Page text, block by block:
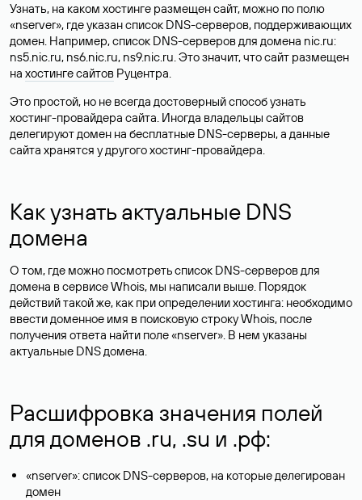
Узнать, на каком хостинге размещен сайт, можно по полю
«nserver», где указан список DNS-серверов, поддерживающих
домен. Например, список DNS-серверов для домена nic.ru:
ns5.nic.ru, ns6.nic.ru, ns9.nic.ru. Это значит, что сайт размещен
на хостинге сайтов Руцентра.
Это простой, но не всегда достоверный способ узнать
хостинг-провайдера сайта. Иногда владельцы сайтов
делегируют домен на бесплатные DNS-серверы, а данные
сайта хранятся у другого хостинг-провайдера.
Как узнать актуальные DNS
домена
О том, где можно посмотреть список DNS-серверов для
домена в сервисе Whois, мы написали выше. Порядок
действий такой же, как при определении хостинга: необходимо
ввести доменное имя в поисковую строку Whois, после
получения ответа найти поле «nserver». В нем указаны
актуальные DNS домена.
Расшифровка значения полей
для доменов .ru, .su и .рф:
«nserver»: список DNS-серверов, на которые делегирован
домен